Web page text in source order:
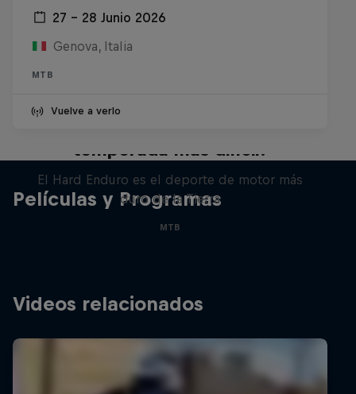
27 – 28 Junio 2026
Genova, Italia
MTB
Vuelve a verlo
Películas y Programas
temporada más difícil?
El Hard Enduro es el deporte de motor más
duro de la Tierra
MTB
Videos relacionados